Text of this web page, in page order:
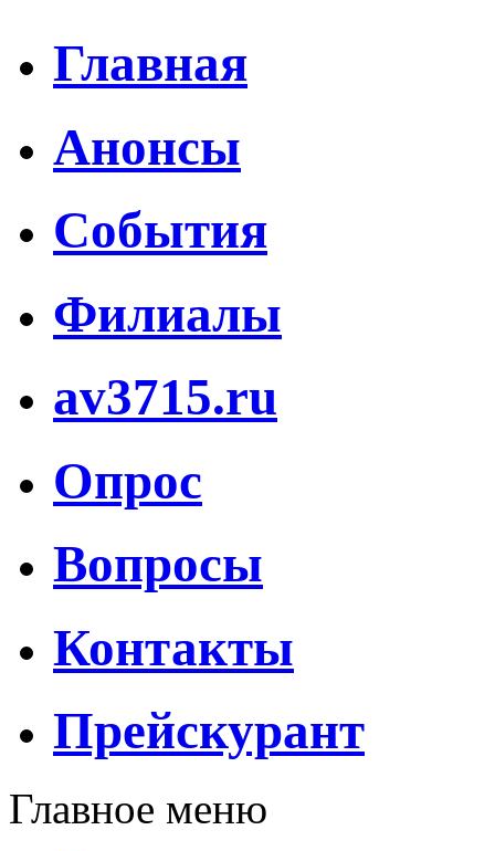
Главная
Анонсы
События
Филиалы
av3715.ru
Опрос
Вопросы
Контакты
Прейскурант
Главное меню